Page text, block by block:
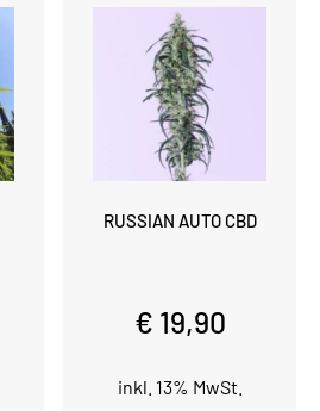
RUSSIAN AUTO CBD
€ 19,90
inkl. 13% MwSt.